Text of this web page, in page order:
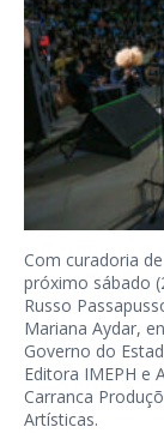
Com curadoria
próximo sábado
Russo
Mariana Aydar,
Governo do
Editora IMEPH e
Carranca
Artísticas.